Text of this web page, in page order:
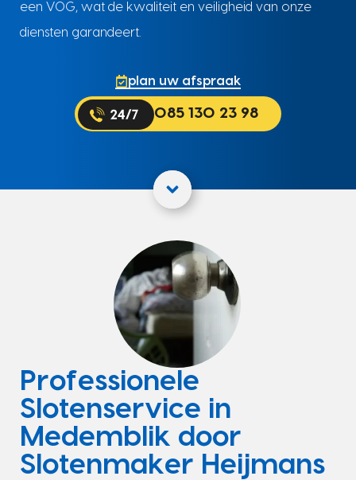
een VOG, wat de kwaliteit en veiligheid van onze
diensten garandeert.
plan uw afspraak
085 130 23 98
Professionele
Slotenservice in
Medemblik door
Slotenmaker Heijmans